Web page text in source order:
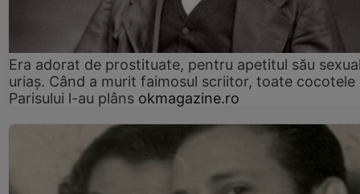
Era adorat de prostituate, pentru apetitul său
uriaș. Când a murit faimosul scriitor, toate cocotele
Parisului l-au plâns okmagazine.ro